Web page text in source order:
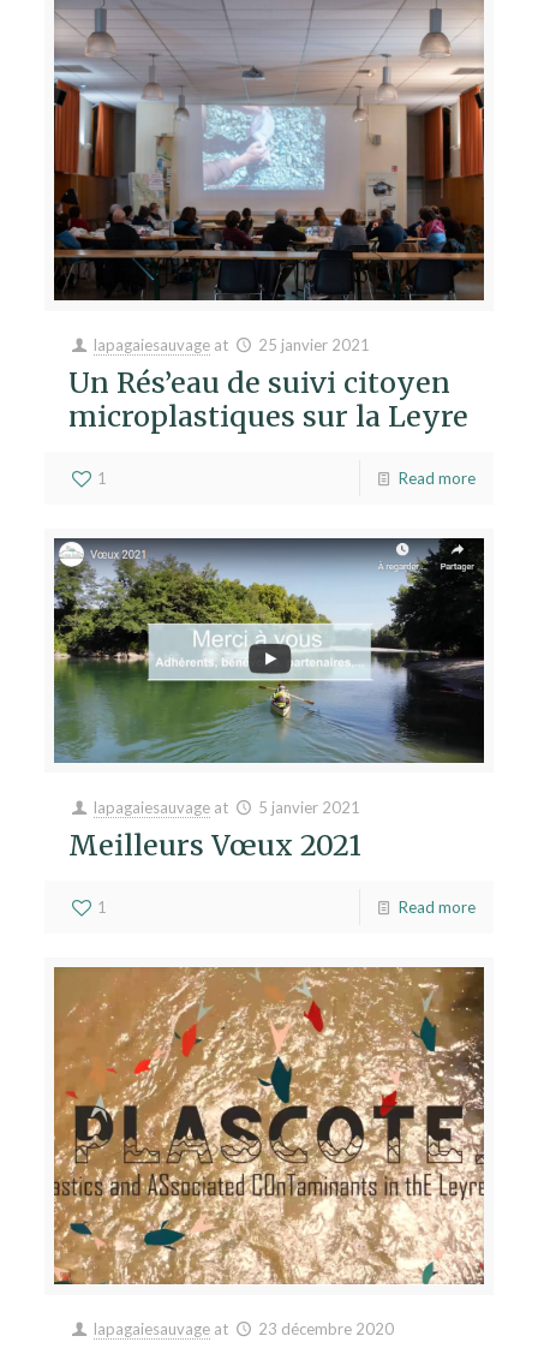
lapagaiesauvage at 25 janvier 2021
Un Rés’eau de suivi citoyen
microplastiques sur la Leyre
1 Read more
lapagaiesauvage at 5 janvier 2021
Meilleurs Vœux 2021
1 Read more
lapagaiesauvage at 23 décembre 2020